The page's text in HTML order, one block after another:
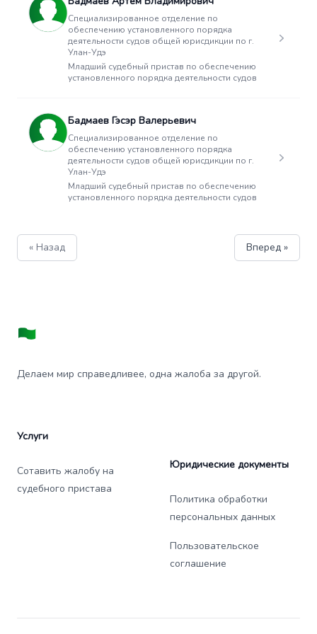
Специализированное отделение по
обеспечению установленного порядка
деятельности судов общей юрисдикции по г.
Улан-Удэ
Младший судебный пристав по обеспечению
установленного порядка деятельности судов
Бадмаев Гэсэр Валерьевич
Специализированное отделение по
обеспечению установленного порядка
деятельности судов общей юрисдикции по г.
Улан-Удэ
Младший судебный пристав по обеспечению
установленного порядка деятельности судов
« Назад Вперед »
Делаем мир справедливее, одна жалоба за другой.
Услуги
Сотавить жалобу на
судебного пристава
Юридические документы
Политика обработки
персональных данных
Пользовательское
соглашение